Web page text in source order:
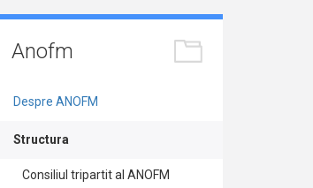
Anofm
Despre ANOFM
Structura
Consiliul tripartit al ANOFM